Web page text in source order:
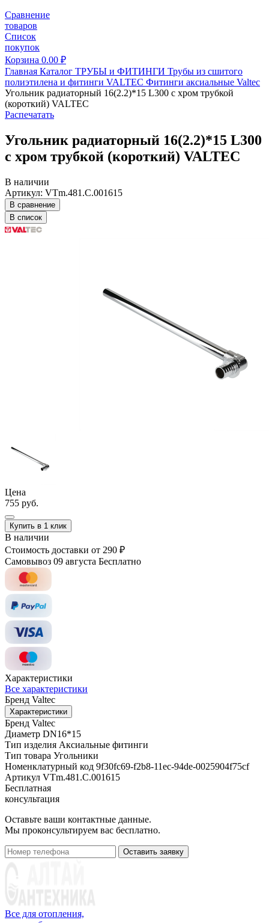
Сравнение
товаров
Список
покупок
Корзина 0.00 ₽
Главная Каталог ТРУБЫ и ФИТИНГИ Трубы из сшитого
полиэтилена и фитинги VALTEC Фитинги аксиальные Valtec
Угольник радиаторный 16(2.2)*15 L300 с хром трубкой
(короткий) VALTEC
Распечатать
Угольник радиаторный 16(2.2)*15 L300
с хром трубкой (короткий) VALTEC
В наличии
Артикул: VTm.481.C.001615
В сравнение
В список
Цена
755 руб.
Купить в 1 клик
В наличии
Стоимость доставки от 290 ₽
Самовывоз 09 августа Бесплатно
Характеристики
Все характеристики
Бренд Valtec
Характеристики
Бренд Valtec
Диаметр DN16*15
Тип изделия Аксиальные фитинги
Тип товара Угольники
Номенклатурный код 9f30fc69-f2b8-11ec-94de-0025904f75cf
Артикул VTm.481.C.001615
Бесплатная
консультация
Оставьте ваши контактные данные.
Мы проконсультируем вас бесплатно.
Оставить заявку
Все для отопления,